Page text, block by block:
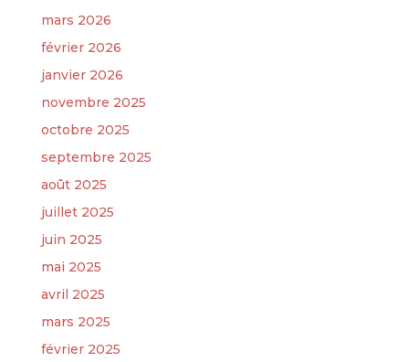
mars 2026
février 2026
janvier 2026
novembre 2025
octobre 2025
septembre 2025
août 2025
juillet 2025
juin 2025
mai 2025
avril 2025
mars 2025
février 2025